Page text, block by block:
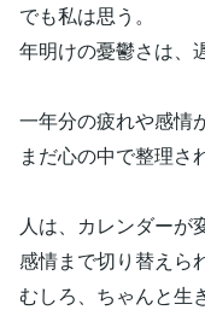
でも私は思う。
年明けの憂鬱さは、
一年分の疲れや感情が
まだ心の中で整理さ
人は、カレンダーが
感情まで切り替えら
むしろ、ちゃんと生